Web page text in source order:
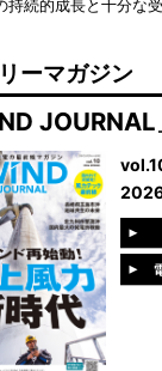
持続的成長と十分な
ーマガジン
JOURNAL